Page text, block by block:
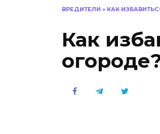
ВРЕДИТЕЛИ » КАК
Как